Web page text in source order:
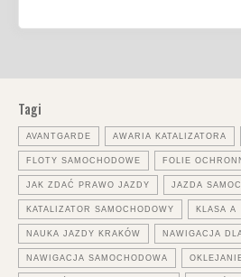
Tagi
AVANTGARDE AWARIA KATALIZATORA
FLOTY SAMOCHODOWE FOLIE
JAK ZDAĆ PRAWO JAZDY JAZDA
KATALIZATOR SAMOCHODOWY KLASA A
NAUKA JAZDY KRAKÓW NAWIGACJA
NAWIGACJA SAMOCHODOWA